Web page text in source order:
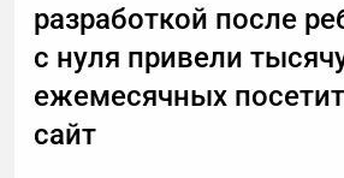
разработкой после
с нуля привели
ежемесячных
сайт